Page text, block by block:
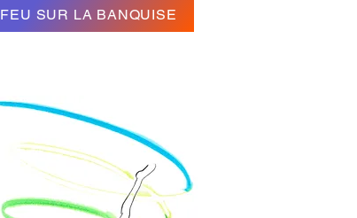
FEU SUR LA BANQUISE